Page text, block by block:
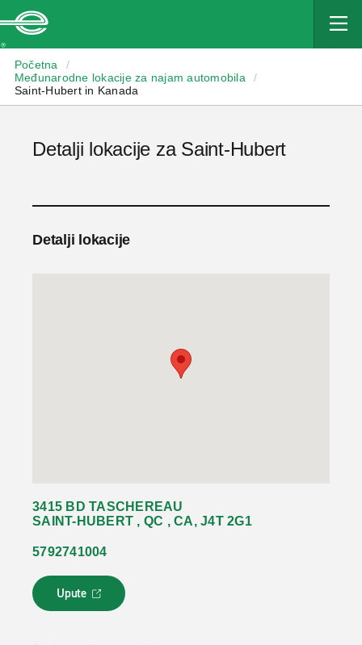
Početna
/
Međunarodne lokacije za najam automobila
/
Saint-Hubert in Kanada
Detalji lokacije za Saint-Hubert
Detalji lokacije
3415 BD TASCHEREAU
SAINT-HUBERT , QC , CA, J4T 2G1
5792741004
Upute
L
i